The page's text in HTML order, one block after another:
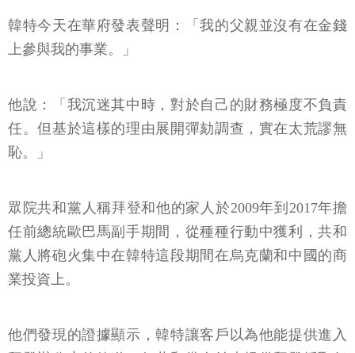
韓特今天在華府發表聲明：「我的父親並沒有在金錢
上參與我的事業。」
他說：「我沉迷其中時，對於自己的財務極度不負責
任。但基於這樣的理由展開彈劾調查，實在太荒謬無
恥。」
眾院共和黨人稱拜登和他的家人於2009年到2017年擔
任前總統歐巴馬副手期間，從種種行動中獲利，共和
黨人將砲火集中在韓特這段期間在烏克蘭和中國的商
業投資上。
他們發現的證據顯示，韓特讓客戶以為他能提供進入